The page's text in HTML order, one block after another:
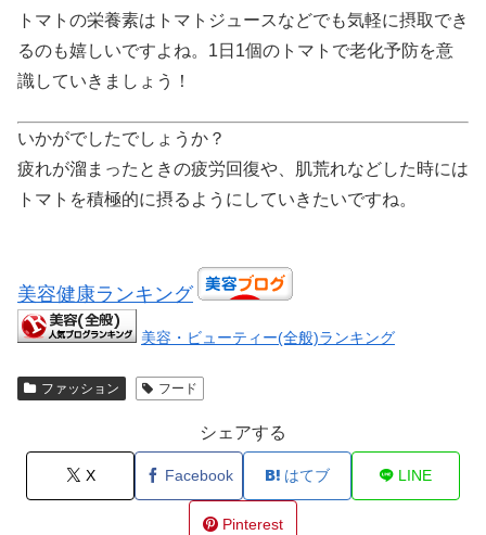
トマトの栄養素はトマトジュースなどでも気軽に摂取でき
るのも嬉しいですよね。1日1個のトマトで老化予防を意
識していきましょう！
いかがでしたでしょうか？
疲れが溜まったときの疲労回復や、肌荒れなどした時には
トマトを積極的に摂るようにしていきたいですね。
美容健康ランキング
美容・ビューティー(全般)ランキング
ファッション フード
シェアする
X Facebook はてブ LINE
Pinterest